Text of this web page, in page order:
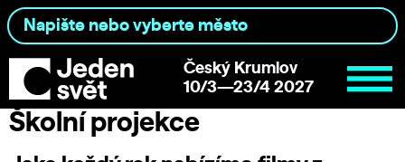
Český Krumlov
10/3—23/4 2027
Školní projekce